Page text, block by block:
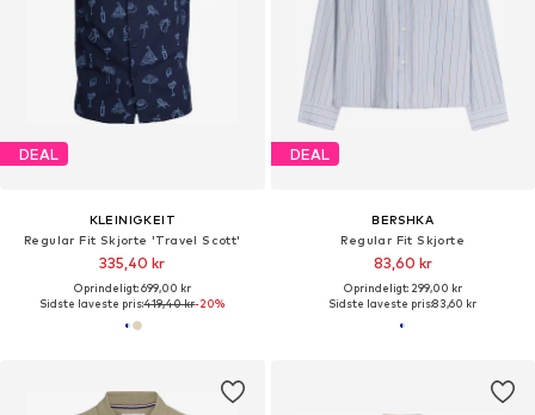
DEAL
KLEINIGKEIT
Regular Fit Skjorte 'Travel Scott'
335,40 kr
Oprindeligt: 699,00 kr
Sidste laveste pris:419,40 kr-20%
DEAL
BERSHKA
Regular Fit Skjorte
83,60 kr
Oprindeligt: 299,00 kr
Sidste laveste pris:83,60 kr